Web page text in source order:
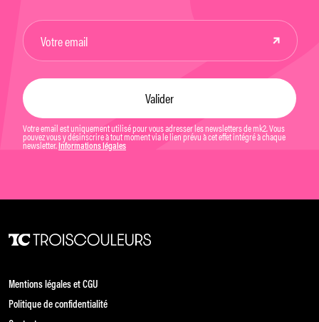
Votre email est uniquement utilisé pour vous adresser les newsletters de mk2. Vous
pouvez vous y désinscrire à tout moment via le lien prévu à cet effet intégré à chaque
newsletter. Informations légales
Mentions légales et CGU
Politique de confidentialité